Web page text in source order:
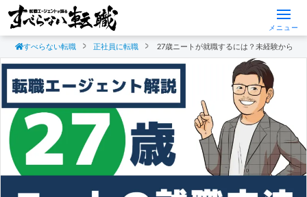
メニュー
すべらない転職 正社員に転職 27歳ニートが就職するには？未経験から正